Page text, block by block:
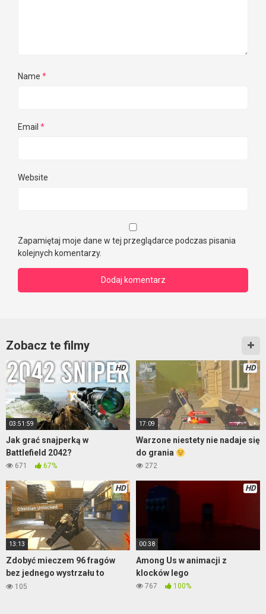
Name *
Email *
Website
Zapamiętaj moje dane w tej przeglądarce podczas pisania
kolejnych komentarzy.
Zobacz te filmy
HD
03:51:59
Jak grać snajperką w
Battlefield 2042?
671 67%
HD
17:09
Warzone niestety nie nadaje się
do grania
272
HD
13:13
Zdobyć mieczem 96 fragów
bez jednego wystrzału to
wyczyn
105
HD
00:38
Among Us w animacji z
klocków lego
767 100%